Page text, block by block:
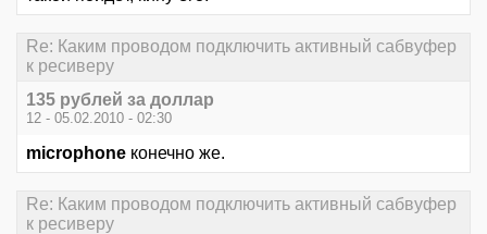
Re: Каким проводом подключить активный сабвуфер
к ресиверу
135 рублей за доллар
12 - 05.02.2010 - 02:30
microphone конечно же.
Re: Каким проводом подключить активный сабвуфер
к ресиверу